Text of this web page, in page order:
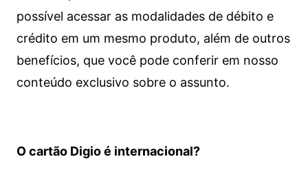
possível acessar as modalidades de débito e
crédito em um mesmo produto, além de outros
benefícios, que você pode conferir em nosso
conteúdo exclusivo sobre o assunto.
O cartão Digio é internacional?